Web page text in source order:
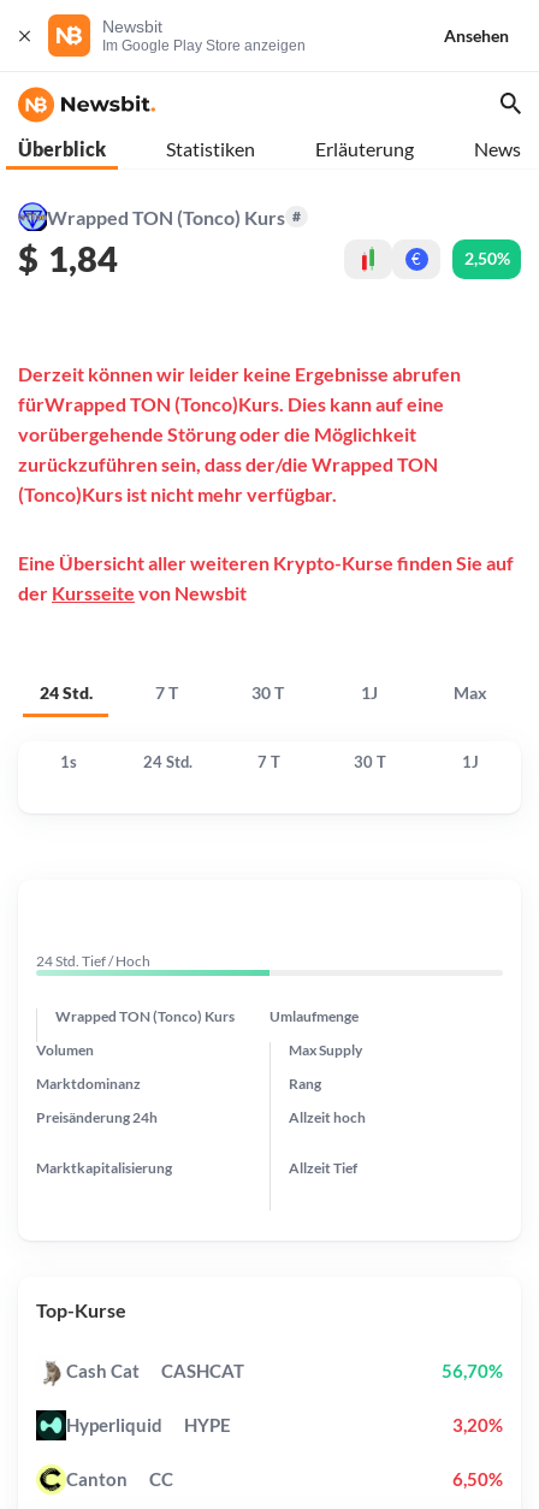
Newsbit
Im Google Play Store anzeigen
Ansehen
Überblick Statistiken Erläuterung News
Wrapped TON (Tonco) Kurs #
$ 1,84 € 2,50%
24 Std. 7 T 30 T 1J Max
Derzeit können wir leider keine Ergebnisse abrufen
fürWrapped TON (Tonco)Kurs. Dies kann auf eine
vorübergehende Störung oder die Möglichkeit
zurückzuführen sein, dass der/die Wrapped TON
(Tonco)Kurs ist nicht mehr verfügbar.
Eine Übersicht aller weiteren Krypto-Kurse finden Sie auf
der Kursseite von Newsbit
1s 24 Std. 7 T 30 T 1J
24 Std. Tief / Hoch
Wrapped TON (Tonco) Kurs Umlaufmenge
Preisänderung 24h
Max Supply
Marktdominanz
Marktkapitalisierung
Volumen
Rang
Allzeithoch
AllzeitTief
Top-Kurse
Cash Cat CASHCAT 56,70%
Hyperliquid HYPE 3,20%
Canton CC 6,50%